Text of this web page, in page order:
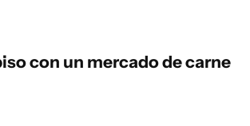
con un mercado de carne